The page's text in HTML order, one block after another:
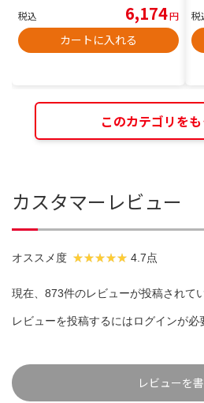
税込 6,174円
カートに入れる
税
このカテゴリを
カスタマーレビュー
オススメ度 4.7点
現在、873件のレビューが投稿されて
レビューを投稿するにはログインが必
レビューを